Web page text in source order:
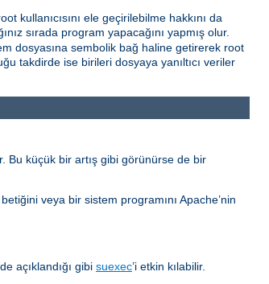
kullanıcısını ele geçirilebilme hakkını da
sırada program yapacağını yapmış olur.
dosyasına sembolik bağ haline getirerek root
takdirde ise birileri dosyaya yanıltıcı veriler
Bu küçük bir artış gibi görünürse de bir
veya bir sistem programını Apache’nin
açıklandığı gibi suexec’i etkin kılabilir.